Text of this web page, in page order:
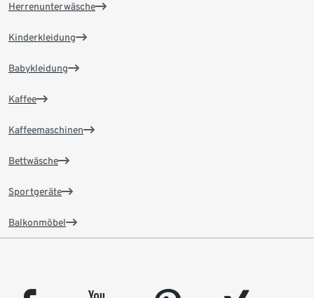
Herrenunterwäsche
Kinderkleidung
Babykleidung
Kaffee
Kaffeemaschinen
Bettwäsche
Sportgeräte
Balkonmöbel